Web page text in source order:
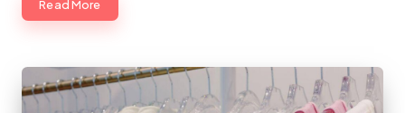
Read More